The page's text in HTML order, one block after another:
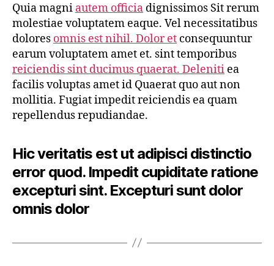
Quia magni autem officia dignissimos Sit rerum
molestiae voluptatem eaque. Vel necessitatibus
dolores omnis est nihil. Dolor et consequuntur
earum voluptatem amet et. sint temporibus
reiciendis sint ducimus quaerat. Deleniti ea
facilis voluptas amet id Quaerat quo aut non
mollitia. Fugiat impedit reiciendis ea quam
repellendus repudiandae.
Hic veritatis est ut adipisci distinctio
error quod. Impedit cupiditate ratione
excepturi sint. Excepturi sunt dolor
omnis dolor